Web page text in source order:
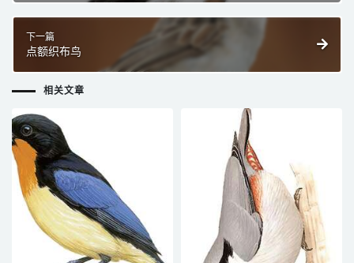
下一篇
点额织布鸟
相关文章